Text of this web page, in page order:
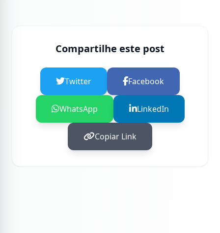
Compartilhe este post
Twitter Facebook
WhatsApp LinkedIn
Copiar Link